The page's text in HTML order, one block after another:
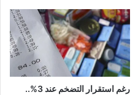
رغم استقرار التضخم عند 3%..